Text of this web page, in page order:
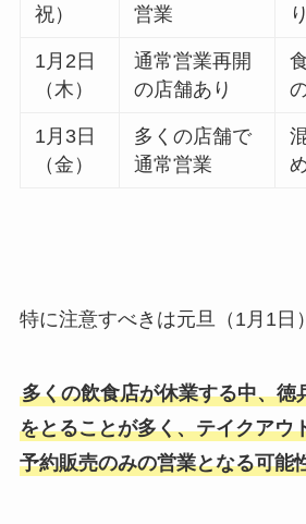
祝）
営業
り
1月2日
（木）
通常営業再開
の店舗あり
1月3日
（金）
多くの店舗で
通常営業
特に注意すべきは元旦（1月1日
多くの飲食店が休業する中、徳
をとることが多く、テイクアウ
予約販売のみの営業となる可能